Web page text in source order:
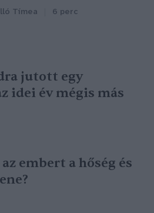
Tímea 6 perc
jutott egy
idei év mégis más
embert a hőség és